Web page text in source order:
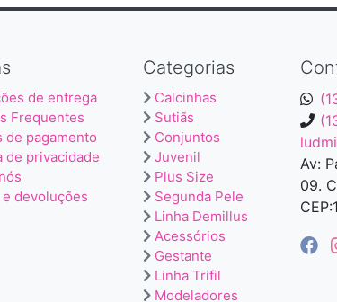
Av:
09.
de entrega
Frequentes
de pagamento
de privacidade
devoluções
Categorias
Calcinhas
Sutiãs
Conjuntos
Juvenil
Plus Size
Segunda Pele
Linha Demillus
Acessórios
Gestante
Linha Trifil
Modeladores